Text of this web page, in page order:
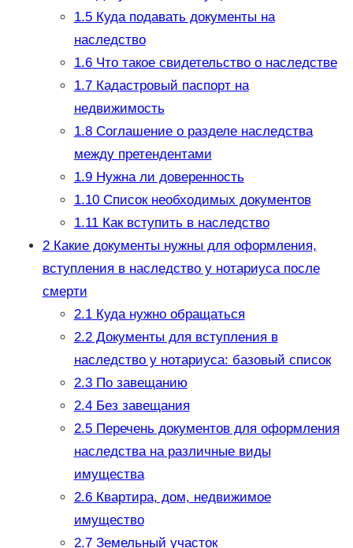
1.5Куда подавать документы на
наследство
1.6Что такое свидетельство о наследстве
1.7Кадастровый паспорт на
недвижимость
1.8Соглашение о разделе наследства
между претендентами
1.9Нужна ли доверенность
1.10Список необходимых документов
1.11Как вступить в наследство
2Какие документы нужны для оформления,
вступления в наследство у нотариуса после
смерти
2.1Куда нужно обращаться
2.2Документы для вступления в
наследство у нотариуса: базовый список
2.3По завещанию
2.4Без завещания
2.5Перечень документов для оформления
наследства на различные виды
имущества
2.6Квартира, дом, недвижимое
имущество
2.7Земельный участок